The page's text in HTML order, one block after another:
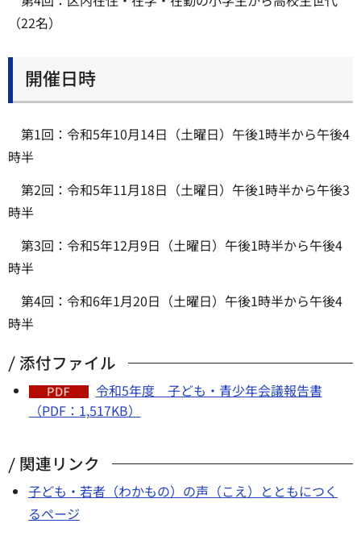
（22名）
開催日時
第1回：令和5年10月14日（土曜日）午後1時半から午後4
時半
第2回：令和5年11月18日（土曜日）午後1時半から午後3
時半
第3回：令和5年12月9日（土曜日）午後1時半から午後4
時半
第4回：令和6年1月20日（土曜日）午後1時半から午後4
時半
添付ファイル
令和5年度 子ども・青少年会議報告書
（PDF：1,517KB）
関連リンク
子ども・若者（わかもの）の声（こえ）とともにつく
るページ